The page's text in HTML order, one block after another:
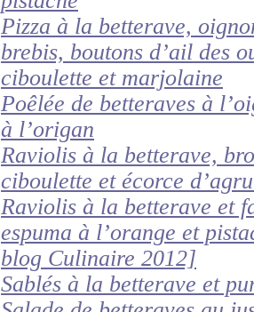
Pizza à la betterave,
brebis, boutons d’ail des
ciboulette et marjolaine
Poêlée de betteraves à
à l’origan
Raviolis à la betterave,
ciboulette et écorce
Raviolis à la betterave et
espuma à l’orange et
blog Culinaire 2012]
Sablés à la betterave et